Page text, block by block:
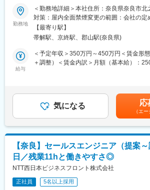
■希望休取得
シフト制のため、毎月シフト提出時に希望
れば、比較的通りやすい環境です。（土日
変更の範囲：会社の定める業務
未経験の方にも手厚くフォローし、早期
を致します。入社時の研修を筆頭に各種研
内情報共有にも強みを持っています。ご経
バンクの一員として丁寧にサポートします。
●基礎研修
クルーに欠かせないビジネスマナーや接
す。現場経験豊富な社員が研修講師を務め
未経験スタートなので、実践で使えるスキ
■希望休の取得しやすさ
シフト制のため、毎月シフト提出時に希望
比較的通りやすいです。
■キャリアアップ事例
営業としてキャリアを磨く方、社内でも飲
勤務など未経験スタートからマネジャーや
ングなど多岐にわたるキャリアアップ例が
変更の範囲：会社の定める業務
事業拡大の為の増員募集です。奈良県に
り、DX化を必要としている企業が沢山あり
化”というミッションで中小企業の課題解
企業コンサルに興味ある！奈良で働きたい
の応募お待ちしています。
■業務内容：
す。
３，先輩と連携しながら提案資料の作成
４，月1回程度の訪問を通じたフォロー対
＼▼企業様のお悩み一例／
◎業務の効率化を図りたい
◎セキュリティを強化したい
◎売上を拡大したい
勤務地
＜勤務地詳細＞本社住所：奈良県奈良市
対策：屋内全面禁煙変更の範囲：会社の定
【最寄り駅】
帯解駅、京終駅、郡山駅(奈良県)
給与
＜予定年収＞350万円～450万円＜賃金形
＋調整）＜賃金内訳＞月額（基本給）：
含む）＜昇給有無＞有＜残業手当＞有＜給
を考慮し決定します。＊その他固定手当＝
には、一律手当・固定残業代を含みます。
ンセンティブを支給(半年に1回5万～30万
年1回（4月）※決算賞与賃金はあくまでも
考を通じて上下する可能性があります。月
めた表記です。
気になる 応
（エ
【奈良】セールスエンジニア（提案
日／残業11hと働きやすさ◎
NTT西日本ビジネスフロント株式会社
正社員 5名以上採用